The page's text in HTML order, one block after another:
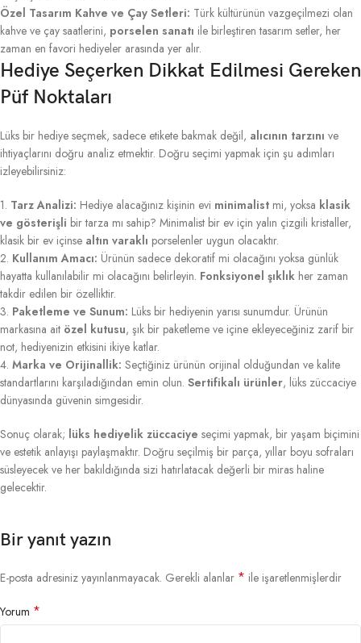
Özel Tasarım Kahve ve Çay Setleri: Türk kültürünün vazgeçilmezi olan
kahve ve çay saatlerini, porselen sanatı ile birleştiren tasarım setler, her
zaman en favori hediyeler arasında yer alır.
Hediye Seçerken Dikkat Edilmesi Gereken
Püf Noktaları
Lüks bir hediye seçmek, sadece etikete bakmak değil, alıcının tarzını ve
ihtiyaçlarını doğru analiz etmektir. Doğru seçimi yapmak için şu adımları
izleyebilirsiniz:
1. Tarz Analizi: Hediye alacağınız kişinin evi minimalist mi, yoksa klasik
ve gösterişli bir tarza mı sahip? Minimalist bir ev için yalın çizgili kristaller,
klasik bir ev içinse altın varaklı porselenler uygun olacaktır.
2. Kullanım Amacı: Ürünün sadece dekoratif mi olacağını yoksa günlük
hayatta kullanılabilir mi olacağını belirleyin. Fonksiyonel şıklık her zaman
takdir edilen bir özelliktir.
3. Paketleme ve Sunum: Lüks bir hediyenin yarısı sunumdur. Ürünün
markasına ait özel kutusu, şık bir paketleme ve içine ekleyeceğiniz zarif bir
not, hediyenizin etkisini ikiye katlar.
4. Marka ve Orijinallik: Seçtiğiniz ürünün orijinal olduğundan ve kalite
standartlarını karşıladığından emin olun. Sertifikalı ürünler, lüks züccaciye
dünyasında güvenin simgesidir.
Sonuç olarak; lüks hediyelik züccaciye seçimi yapmak, bir yaşam biçimini
ve estetik anlayışı paylaşmaktır. Doğru seçilmiş bir parça, yıllar boyu sofraları
süsleyecek ve her bakıldığında sizi hatırlatacak değerli bir miras haline
gelecektir.
Bir yanıt yazın
E-posta adresiniz yayınlanmayacak. Gerekli alanlar * ile işaretlenmişlerdir
Yorum *